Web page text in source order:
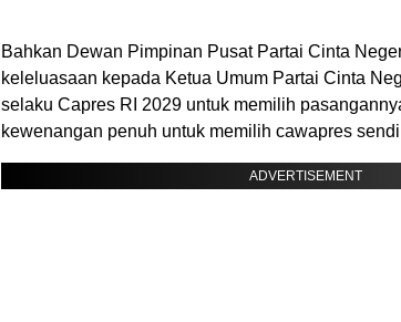
Bahkan Dewan Pimpinan Pusat Partai Cinta
keleluasaan kepada Ketua Umum Partai Cinta
selaku Capres RI 2029 untuk memilih
kewenangan penuh untuk memilih cawapres
ADVERTISEMENT